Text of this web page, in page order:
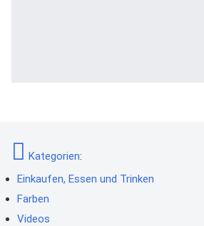
Kategorien:
Einkaufen, Essen und Trinken
Farben
Videos